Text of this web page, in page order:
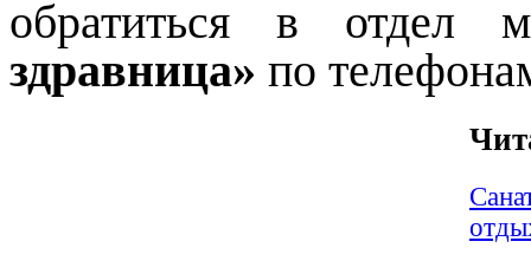
обратиться в отдел
здравница» по